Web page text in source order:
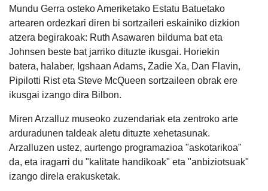
Mundu Gerra osteko Ameriketako Estatu Batuetako
artearen ordezkari diren bi sortzaileri eskainiko dizkion
atzera begirakoak: Ruth Asawaren bilduma bat eta
Johnsen beste bat jarriko dituzte ikusgai. Horiekin
batera, halaber, Igshaan Adams, Zadie Xa, Dan Flavin,
Pipilotti Rist eta Steve McQueen sortzaileen obrak ere
ikusgai izango dira Bilbon.
Miren Arzalluz museoko zuzendariak eta zentroko arte
arduradunen taldeak aletu dituzte xehetasunak.
Arzalluzen ustez, aurtengo programazioa "askotarikoa"
da, eta iragarri du "kalitate handikoak" eta "anbiziotsuak"
izango direla erakusketak.